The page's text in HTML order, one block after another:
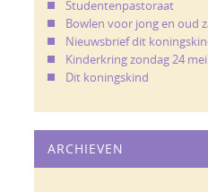
Studentenpastoraat
Bowlen voor jong en oud
Nieuwsbrief dit
Kinderkring zondag 24 mei
Dit koningskind
ARCHIEVEN